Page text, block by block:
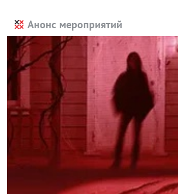
Анонс мероприятий